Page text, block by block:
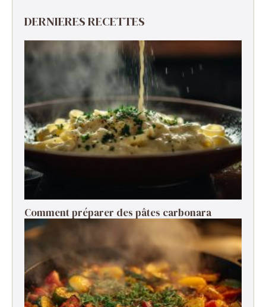
DERNIERES RECETTES
Comment préparer des pâtes carbonara ​